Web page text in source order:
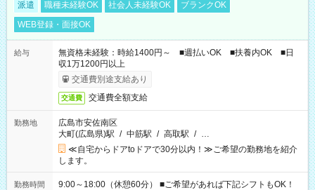
派遣 職種未経験OK 社会人未経験OK
ブランクOK
WEB登録・面接OK
給与
無資格未経験：時給1400円～ ■週払いOK ■扶養内OK ■日
収1万1200円以上
交通費別途支給あり
交通費 交通費全額支給
勤務地
広島市安佐南区
大町(広島県)駅 / 中筋駅 / 高取駅 / …
≪自宅からドアtoドアで30分以内！≫ご希望の勤務地を紹介
します。
勤務時間
9:00～18:00（休憩60分） ■ご希望があれば下記シフトもOK！